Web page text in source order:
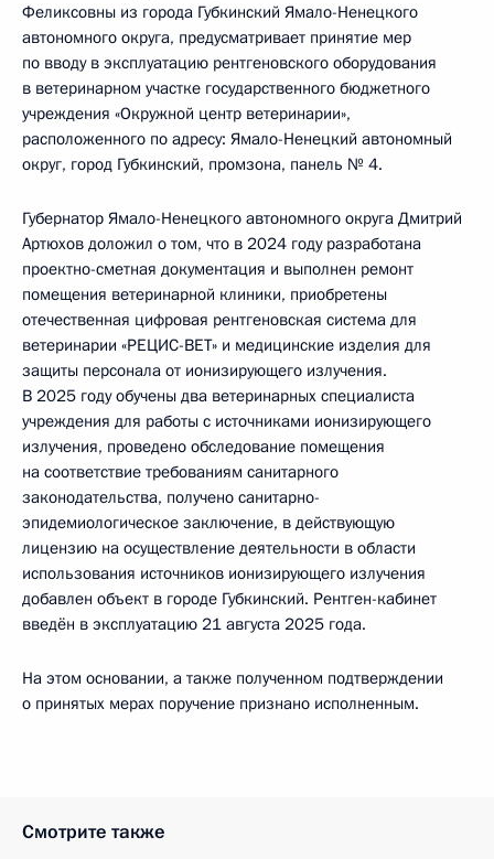
Феликсовны из города Губкинский Ямало-Ненецкого
автономного округа, предусматривает принятие мер
по вводу в эксплуатацию рентгеновского оборудования
в ветеринарном участке государственного бюджетного
учреждения «Окружной центр ветеринарии»,
расположенного по адресу: Ямало-Ненецкий автономный
округ, город Губкинский, промзона, панель № 4.
Губернатор Ямало-Ненецкого автономного округа Дмитрий
Артюхов доложил о том, что в 2024 году разработана
проектно-сметная документация и выполнен ремонт
помещения ветеринарной клиники, приобретены
отечественная цифровая рентгеновская система для
ветеринарии «РЕЦИС-ВЕТ» и медицинские изделия для
защиты персонала от ионизирующего излучения.
В 2025 году обучены два ветеринарных специалиста
учреждения для работы с источниками ионизирующего
излучения, проведено обследование помещения
на соответствие требованиям санитарного
законодательства, получено санитарно-
эпидемиологическое заключение, в действующую
лицензию на осуществление деятельности в области
использования источников ионизирующего излучения
добавлен объект в городе Губкинский. Рентген-кабинет
введён в эксплуатацию 21 августа 2025 года.
На этом основании, а также полученном подтверждении
о принятых мерах поручение признано исполненным.
Смотрите также